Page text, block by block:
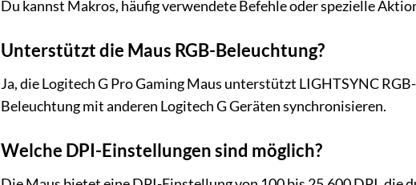
Du kannst Makros, häufig verwendete Befehle oder spezielle
Unterstützt die Maus RGB-Beleuchtung?
Ja, die Logitech G Pro Gaming Maus unterstützt LIGHTSYNC
Beleuchtung mit anderen Logitech G Geräten synchronisieren.
Welche DPI-Einstellungen sind möglich?